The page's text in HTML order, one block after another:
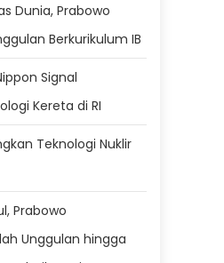
Dunia, Prabowo
Berkurikulum IB
Signal
Kereta di RI
Teknologi Nuklir
Prabowo
Unggulan hingga